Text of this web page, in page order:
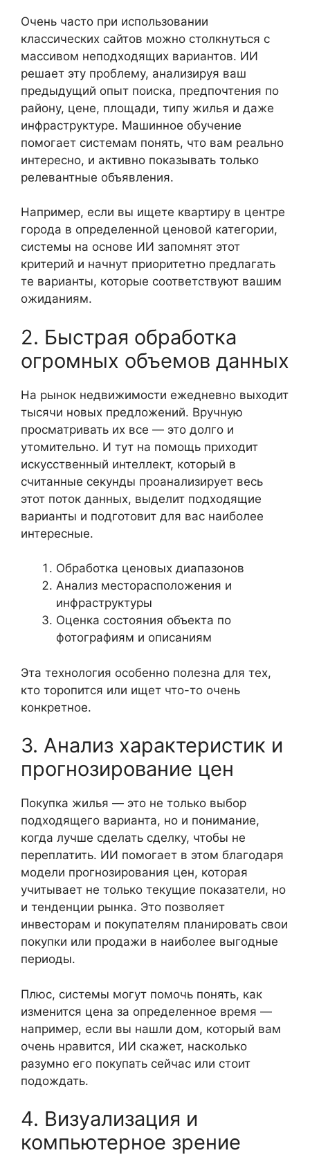
Очень часто при использовании
классических сайтов можно столкнуться с
массивом неподходящих вариантов. ИИ
решает эту проблему, анализируя ваш
предыдущий опыт поиска, предпочтения по
району, цене, площади, типу жилья и даже
инфраструктуре. Машинное обучение
помогает системам понять, что вам реально
интересно, и активно показывать только
релевантные объявления.
Например, если вы ищете квартиру в центре
города в определенной ценовой категории,
системы на основе ИИ запомнят этот
критерий и начнут приоритетно предлагать
те варианты, которые соответствуют вашим
ожиданиям.
2. Быстрая обработка
огромных объемов данных
На рынок недвижимости ежедневно выходит
тысячи новых предложений. Вручную
просматривать их все — это долго и
утомительно. И тут на помощь приходит
искусственный интеллект, который в
считанные секунды проанализирует весь
этот поток данных, выделит подходящие
варианты и подготовит для вас наиболее
интересные.
Обработка ценовых диапазонов
Анализ месторасположения и
инфраструктуры
Оценка состояния объекта по
фотографиям и описаниям
Эта технология особенно полезна для тех,
кто торопится или ищет что-то очень
конкретное.
3. Анализ характеристик и
прогнозирование цен
Покупка жилья — это не только выбор
подходящего варианта, но и понимание,
когда лучше сделать сделку, чтобы не
переплатить. ИИ помогает в этом благодаря
модели прогнозирования цен, которая
учитывает не только текущие показатели, но
и тенденции рынка. Это позволяет
инвесторам и покупателям планировать свои
покупки или продажи в наиболее выгодные
периоды.
Плюс, системы могут помочь понять, как
изменится цена за определенное время —
например, если вы нашли дом, который вам
очень нравится, ИИ скажет, насколько
разумно его покупать сейчас или стоит
подождать.
4. Визуализация и
компьютерное зрение